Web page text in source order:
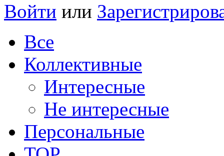
Войти или
Все
Коллективные
Интересные
Не интересные
Персональные